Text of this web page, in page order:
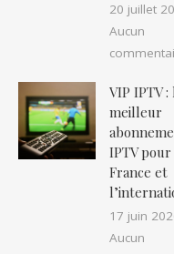
20 juillet
Aucun
VIP IPTV :
meilleur
IPTV
France et
17 juin
Aucun